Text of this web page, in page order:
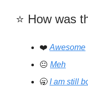
⭐️️ How was
❤️ Awesome
😐 Meh
🥱 I am still